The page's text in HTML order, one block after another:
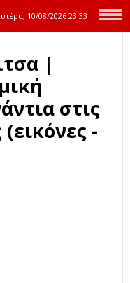
10/08/2026 23:33
|
στις
-